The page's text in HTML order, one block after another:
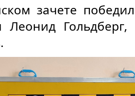
зачете
Леонид